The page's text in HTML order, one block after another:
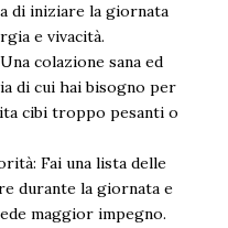
di iniziare la giornata
e vivacità.
colazione sana ed
di cui hai bisogno per
cibi troppo pesanti o
Fai una lista delle
durante la giornata e
maggior impegno.